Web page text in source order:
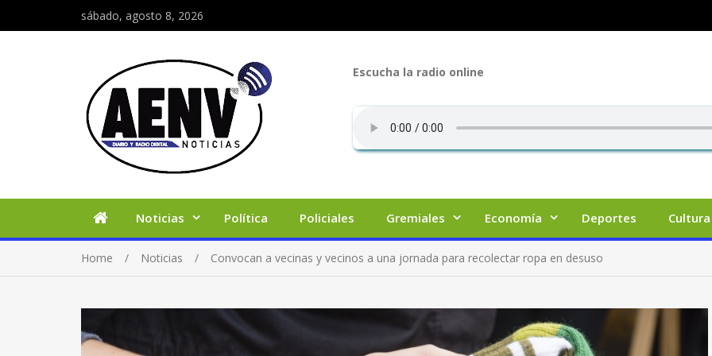
sábado, agosto 8, 2026
Escucha la radio online
Noticias Política Policiales Gremiales Economía Deportes Cultura
Home Noticias Convocan a vecinas y vecinos a una jornada para recolectar ropa en desuso